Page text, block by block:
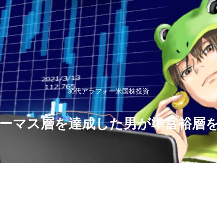
30代アラフォー米国株投資
マス層を達成した男が準富裕層